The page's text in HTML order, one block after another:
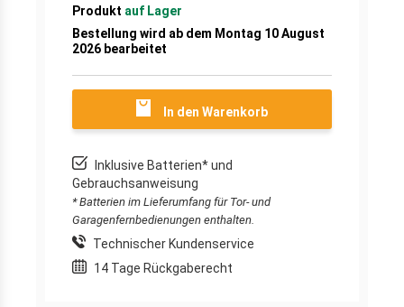
Produkt auf Lager
Bestellung wird ab dem Montag 10 August
2026 bearbeitet
In den Warenkorb
Inklusive Batterien* und
Gebrauchsanweisung
* Batterien im Lieferumfang für Tor- und
Garagenfernbedienungen enthalten.
Technischer Kundenservice
14 Tage Rückgaberecht